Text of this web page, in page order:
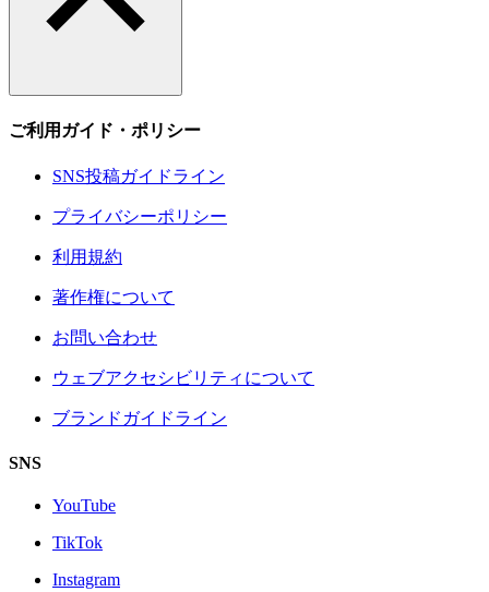
ご利用ガイド・ポリシー
SNS投稿ガイドライン
プライバシーポリシー
利用規約
著作権について
お問い合わせ
ウェブアクセシビリティについて
ブランドガイドライン
SNS
YouTube
TikTok
Instagram